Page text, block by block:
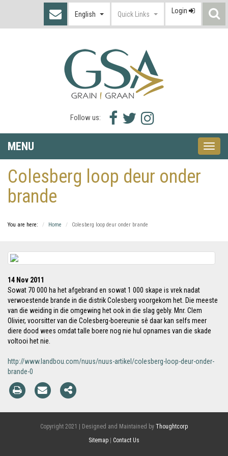
English Quick Links Login
Follow us:
Facebook
icon
Twitter
icon
Instagram
icon
MENU
Toggle
Colesberg loop deur onder
brande
You are here: Home Colesberg loop deur onder brande
14 Nov 2011
Sowat 70 000 ha het afgebrand en sowat 1 000 skape is vrek nadat
verwoestende brande in die distrik Colesberg voorgekom het. Die meeste
van die weiding in die omgewing het ook in die slag gebly. Mnr. Clem
Olivier, voorsitter van die Colesberg-boereunie sê daar kan selfs meer
diere dood wees omdat talle boere nog nie hul opnames van die skade
voltooi het nie.
http://www.landbou.com/nuus/nuus-artikel/colesberg-loop-deur-onder-
brande-0
Copyright 2021 | Designed and Maintained by Thoughtcorp
Sitemap
Contact Us